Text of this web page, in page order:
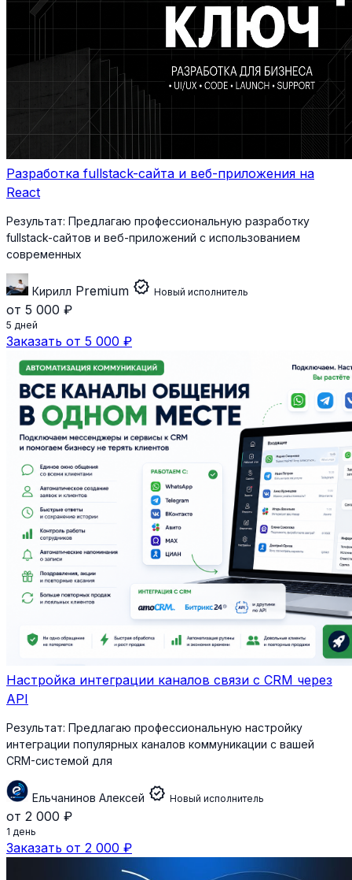
Разработка fullstack-сайта и веб-приложения на
React
Результат: Предлагаю профессиональную разработку
fullstack-сайтов и веб-приложений с использованием
современных
Кирилл Premium verified Новый исполнитель
от 5 000 ₽
5 дней
Заказать от 5 000 ₽
Настройка интеграции каналов связи с CRM через
API
Результат: Предлагаю профессиональную настройку
интеграции популярных каналов коммуникации с вашей
CRM-системой для
Ельчанинов Алексей verified Новый исполнитель
от 2 000 ₽
1 день
Заказать от 2 000 ₽